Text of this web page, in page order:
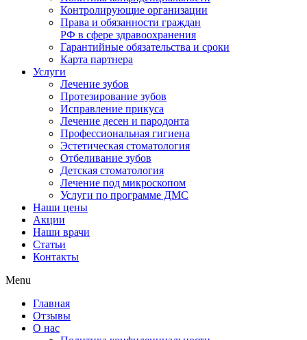
Контролирующие организации
Права и обязанности граждан
РФ в сфере здравоохранения
Гарантийные обязательства и сроки
Карта партнера
Услуги
Лечение зубов
Протезирование зубов
Исправление прикуса
Лечение десен и пародонта
Профессиональная гигиена
Эстетическая стоматология
Отбеливание зубов
Детская стоматология
Лечение под микроскопом
Услуги по программе ДМС
Наши цены
Акции
Наши врачи
Статьи
Контакты
Menu
Главная
Отзывы
О нас